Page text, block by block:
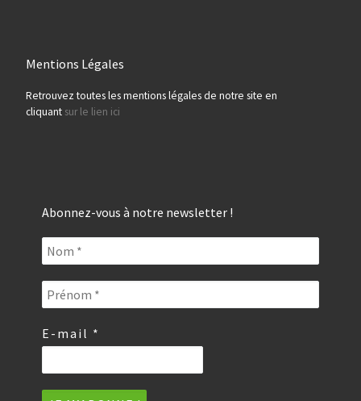
Mentions Légales
Retrouvez toutes les mentions légales de notre site en
cliquant sur le lien ici
Abonnez-vous à notre newsletter !
E-mail *